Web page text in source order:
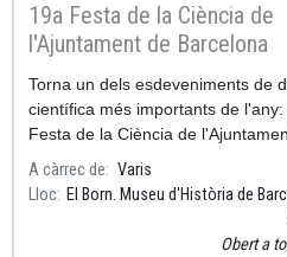
19a Festa de la Ciència de
l'Ajuntament de Barcelona
Torna un dels esdeveniments de
científica més importants de
Festa de la Ciència de
Barcelona!
A càrrec de
Varis
Lloc El Born. Museu d'Història de
Obert a